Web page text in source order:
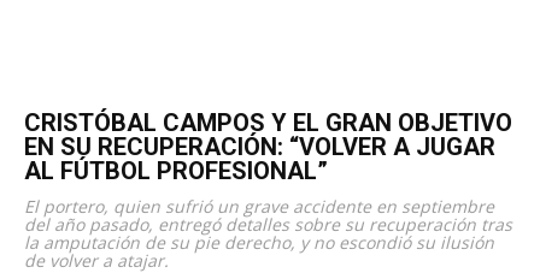
CRISTÓBAL CAMPOS Y EL GRAN OBJETIVO
EN SU RECUPERACIÓN: “VOLVER A JUGAR
AL FÚTBOL PROFESIONAL”
El portero, quien sufrió un grave accidente en septiembre
del año pasado, entregó detalles sobre su recuperación tras
la amputación de su pie derecho, y no escondió su ilusión
de volver a atajar.